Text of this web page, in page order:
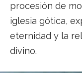
procesión de
iglesia gótica,
eternidad y la
divino.